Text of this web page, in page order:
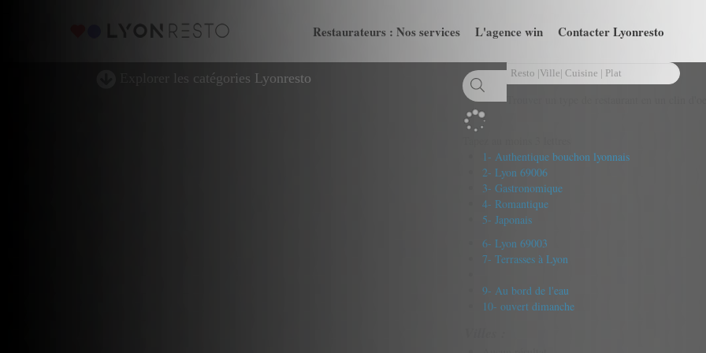
Restaurateurs : Nos services L'agence win Contacter Lyonresto
Explorer les catégories Lyonresto
1- Authentique bouchon lyonnais
2- Lyon 69006
3- Gastronomique
4- Romantique
5- Japonais
6- Lyon 69003
7- Terrasses à Lyon
9- Au bord de l'eau
10- ouvert dimanche